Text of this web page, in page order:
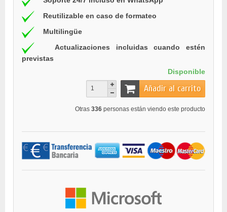
Reutilizable en caso de formateo
Multilingüe
Actualizaciones incluidas cuando estén
previstas
Disponible
Añadir al carrito
Otras 336 personas están viendo este producto